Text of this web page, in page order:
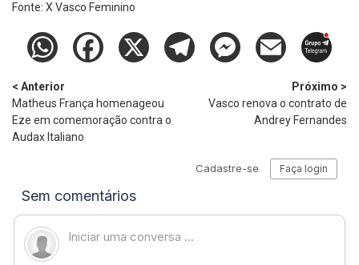
Fonte: X Vasco Feminino
< Anterior
Matheus França homenageou
Eze em comemoração contra o
Audax Italiano
Próximo >
Vasco renova o contrato de
Andrey Fernandes